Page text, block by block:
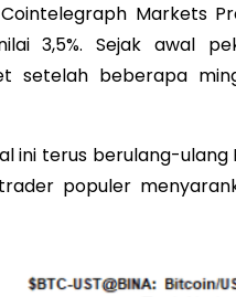
Markets
3,5%. Sejak awal
setelah beberapa
ini terus berulang-ulang
populer